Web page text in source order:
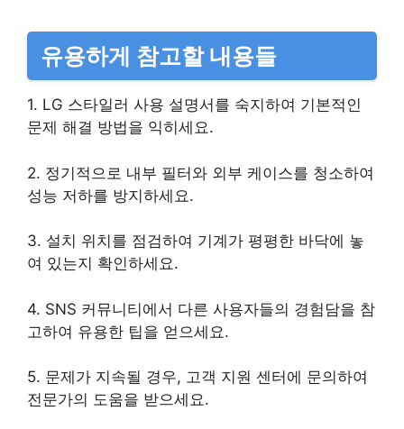
유용하게 참고할 내용들
1. LG 스타일러 사용 설명서를 숙지하여 기본적인
문제 해결 방법을 익히세요.
2. 정기적으로 내부 필터와 외부 케이스를 청소하여
성능 저하를 방지하세요.
3. 설치 위치를 점검하여 기계가 평평한 바닥에 놓
여 있는지 확인하세요.
4. SNS 커뮤니티에서 다른 사용자들의 경험담을 참
고하여 유용한 팁을 얻으세요.
5. 문제가 지속될 경우, 고객 지원 센터에 문의하여
전문가의 도움을 받으세요.